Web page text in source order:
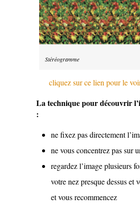
Stéréogramme
cliquez sur ce lien pour le
La technique pour découvrir
:
ne fixez pas directement
ne vous concentrez pas sur
regardez l’image plusieurs
votre nez presque dessus et
et vous recommencez